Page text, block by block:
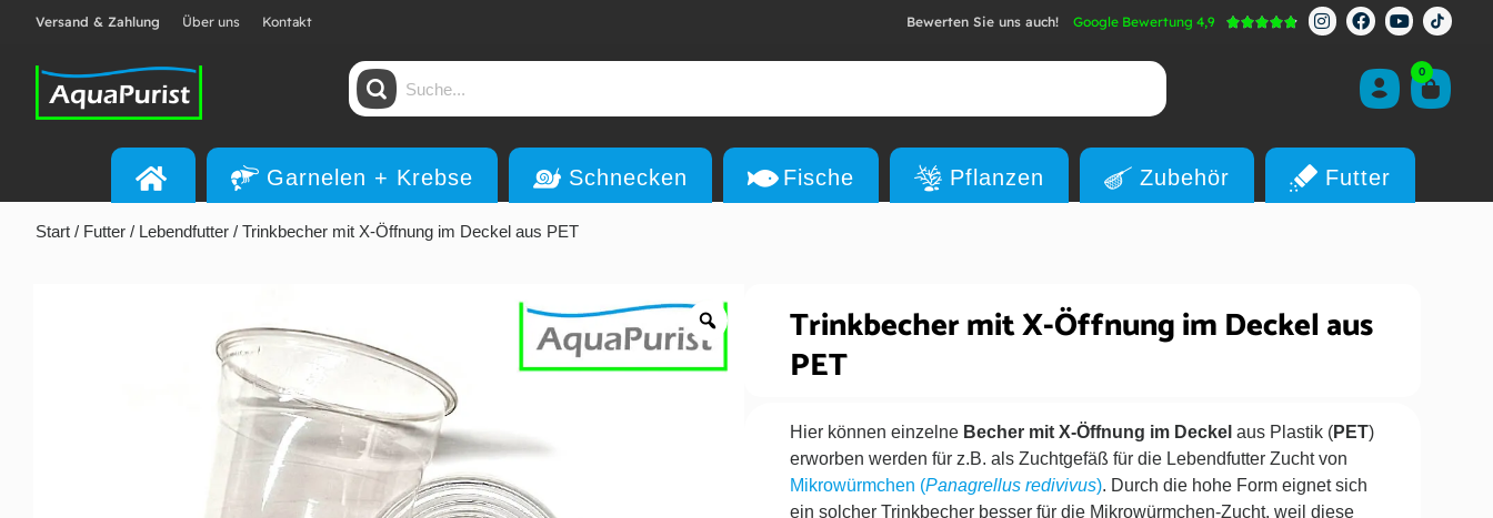
Versand & Zahlung Über uns Kontakt Bewerten Sie uns auch! Google Bewertung 4,9 
0
Garnelen + Krebse Schnecken Fische Pflanzen Zubehör Futter
Start / Futter / Lebendfutter / Trinkbecher mit X-Öffnung im Deckel aus PET
Trinkbecher mit X-Öffnung im Deckel aus
PET
Hier können einzelne Becher mit X-Öffnung im Deckel aus Plastik (PET)
erworben werden für z.B. als Zuchtgefäß für die Lebendfutter Zucht von
Mikrowürmchen (Panagrellus redivivus). Durch die hohe Form eignet sich
ein solcher Trinkbecher besser für die Mikrowürmchen-Zucht, weil diese